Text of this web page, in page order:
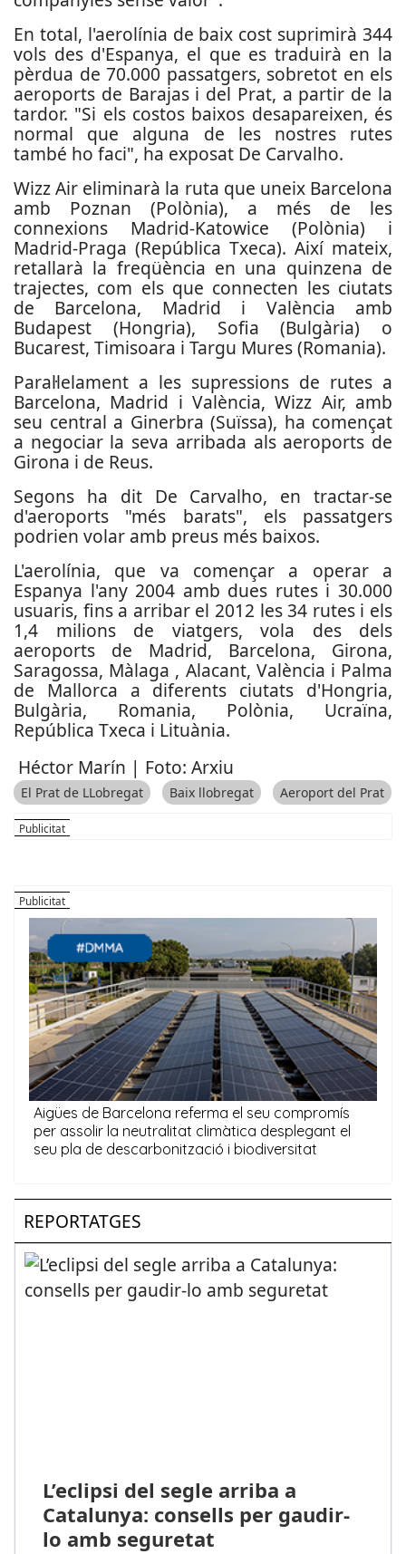
En total, l'aerolínia de baix cost suprimirà 344
vols des d'Espanya, el que es traduirà en la
pèrdua de 70.000 passatgers, sobretot en els
aeroports de Barajas i del Prat, a partir de la
tardor. "Si els costos baixos desapareixen, és
normal que alguna de les nostres rutes
també ho faci", ha exposat De Carvalho.
Wizz Air eliminarà la ruta que uneix Barcelona
amb Poznan (Polònia), a més de les
connexions Madrid-Katowice (Polònia) i
Madrid-Praga (República Txeca). Així mateix,
retallarà la freqüència en una quinzena de
trajectes, com els que connecten les ciutats
de Barcelona, ​​Madrid i València amb
Budapest (Hongria), Sofia (Bulgària) o
Bucarest, Timisoara i Targu Mures (Romania).
Paral·lelament a les supressions de rutes a
Barcelona, ​​Madrid i València, Wizz Air, amb
seu central a Ginerbra (Suïssa), ha començat
a negociar la seva arribada als aeroports de
Girona i de Reus.
Segons ha dit De Carvalho, en tractar-se
d'aeroports "més barats", els passatgers
podrien volar amb preus més baixos.
L'aerolínia, que va començar a operar a
Espanya l'any 2004 amb dues rutes i 30.000
usuaris, fins a arribar el 2012 les 34 rutes i els
1,4 milions de viatgers, vola des dels
aeroports de Madrid, Barcelona, ​​Girona,
Saragossa, Màlaga , Alacant, València i Palma
de Mallorca a diferents ciutats d'Hongria,
Bulgària, Romania, Polònia, Ucraïna,
República Txeca i Lituània.
Héctor Marín | Foto: Arxiu
El Prat de LLobregat Baix llobregat Aeroport del Prat
REPORTATGES
L’eclipsi del segle arriba a
Catalunya: consells per gaudir-
lo amb seguretat